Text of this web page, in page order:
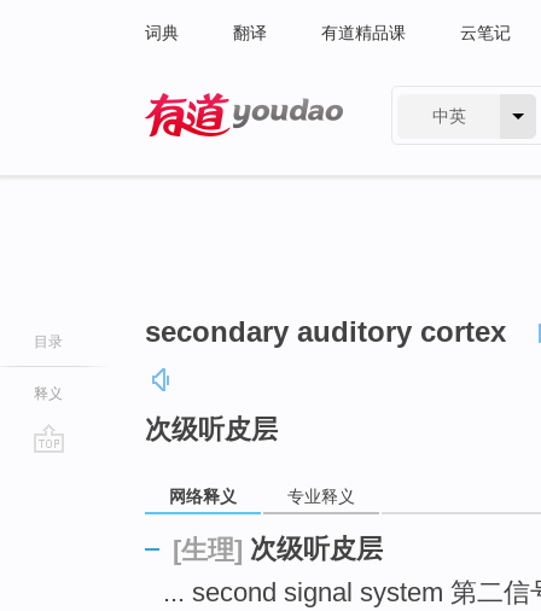
词典 翻译 有道精品课 云笔记
中英
目录
释义
secondary auditory cortex
次级听皮层
网络释义 专业释义
[生理] 次级听皮层
... second signal system 第二